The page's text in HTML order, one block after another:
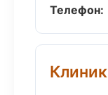
Телефон: